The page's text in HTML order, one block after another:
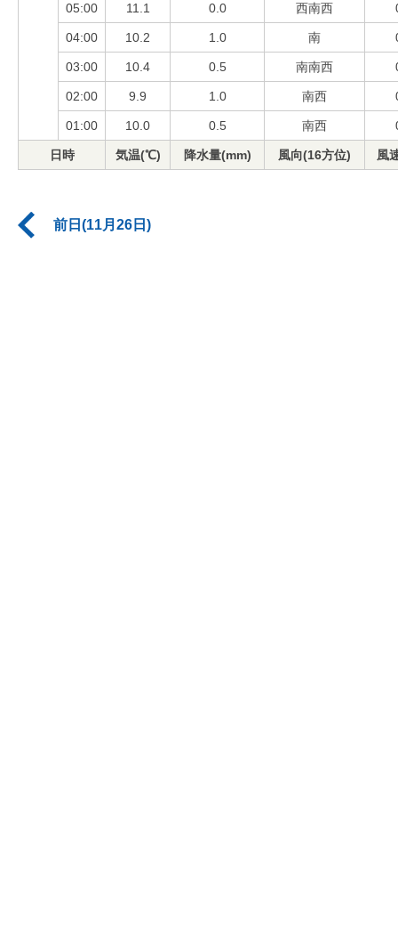
05:00 11.1 0.0 西南西
04:00 10.2 1.0 南
03:00 10.4 0.5 南南西
02:00 9.9 1.0 南西
01:00 10.0 0.5 南西
日時 気温(℃) 降水量(mm) 風向(16方位) 風
前日(11月26日)